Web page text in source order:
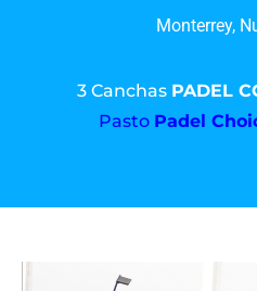
Monterrey,
3 Canchas PADEL
Pasto Padel